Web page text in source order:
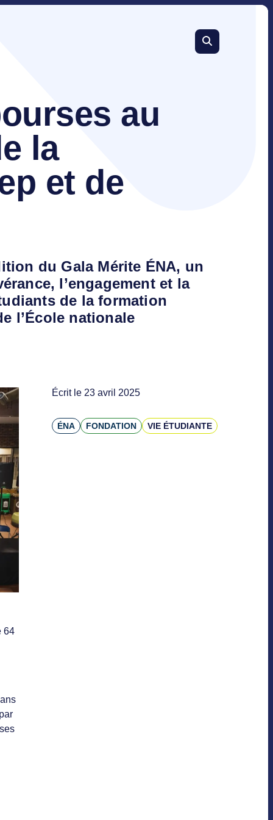
au
la
et de
du Gala Mérite ÉNA, un
l’engagement et la
de la formation
l’École nationale
64
Écrit le 23 avril 2025
ÉNA FONDATION VIE ÉTUDIANTE